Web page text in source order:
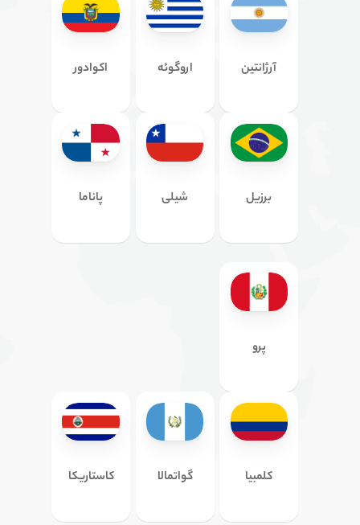
اکوادور اروگوئه آرژانتین
پاناما شیلی برزیل
پرو
کاستاریکا گواتمالا کلمبیا